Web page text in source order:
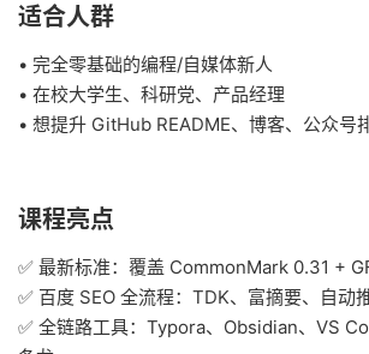
适合人群
• 完全零基础的编程/自媒体新人
• 在校大学生、科研党、产品经理
• 想提升 GitHub README、博客、公众号
课程亮点
✅ 最新标准：覆盖 CommonMark 0.31 +
✅ 百度 SEO 全流程：TDK、富摘要、自动
✅ 全链路工具：Typora、Obsidian、VS